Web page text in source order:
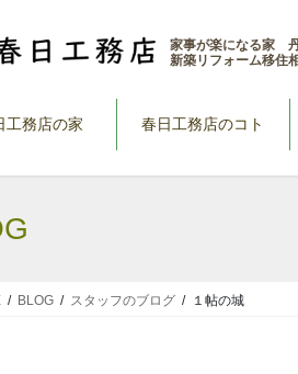
家事が楽になる家
新築リフォーム移住
工務店の家 春日工務店のコト
BLOG スタッフのブログ １帖の城